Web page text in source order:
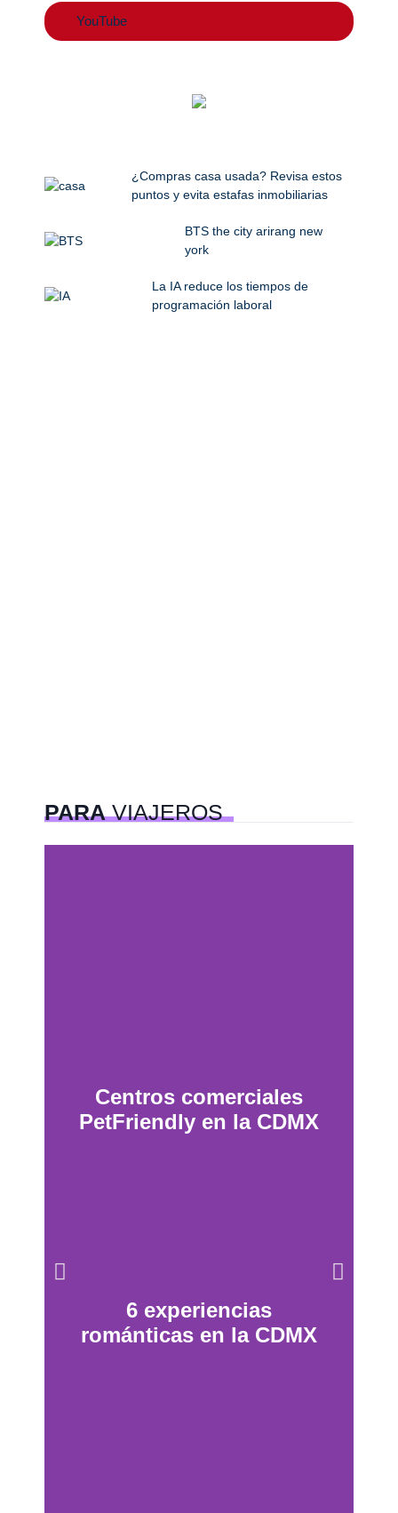
YouTube
¿Compras casa usada? Revisa estos
puntos y evita estafas inmobiliarias
BTS the city arirang new
york
La IA reduce los tiempos de
programación laboral
PARAVIAJEROS
Centros comerciales
PetFriendly en la CDMX
6 experiencias
románticas en la CDMX